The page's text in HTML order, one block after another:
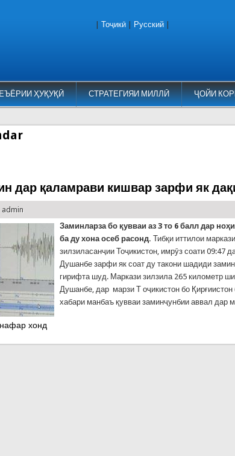
ҲУҚУҚӢ СТРАТЕГИЯИ МИЛЛӢ ҶОЙИ
Тоҷикӣ Русский
дар қаламрави кишвар зарфи як
admin
Заминларза бо қувваи аз 3 то 6 балл дар
ба ду хона осеб расонд. Тибқи иттилои маркази
зилзиласанҷии Тоҷикистон, имрӯз соати 09:47
Душанбе зарфи як соат ду такони шадиди
гирифта шуд. Маркази зилзила 265 километр
Душанбе, дар марзи Т оҷикистон бо Қирғиистон
хабари манбаъ қувваи заминҷунбии аввал дар
замин дар қаламрави кишвар зарфи як дақиқа
хонд